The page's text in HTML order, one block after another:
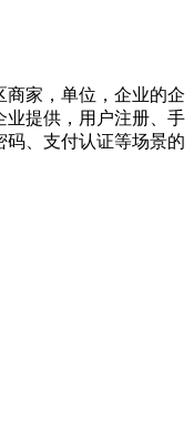
家，单位，企业的企
业提供，用户注册、手
、支付认证等场景的